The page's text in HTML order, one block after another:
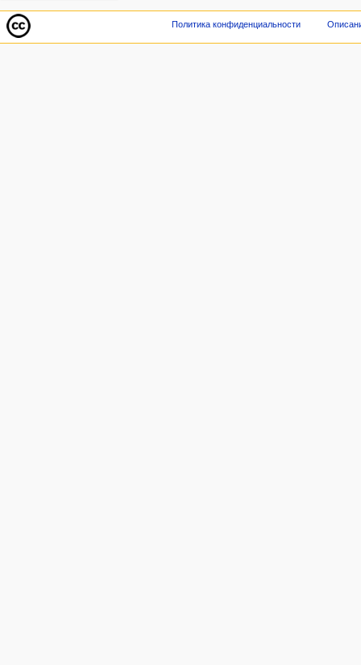
Политика конфиденциальности